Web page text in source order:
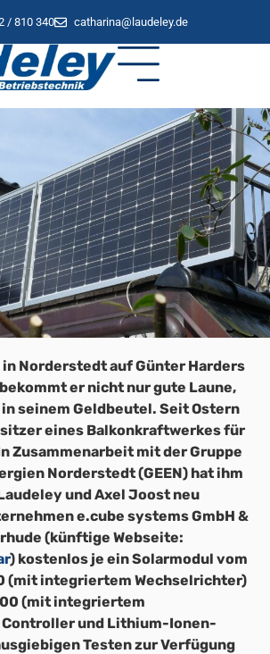
/ 810 340 catharina@laudeley.de
in Norderstedt auf Günter Harders
er nicht nur gute Laune,
seinem Geldbeutel. Seit Ostern
eines Balkonkraftwerkes für
Zusammenarbeit mit der Gruppe
Norderstedt (GEEN) hat ihm
und Axel Joost neu
e.cube systems GmbH &
(künftige Webseite:
) kostenlos je ein Solarmodul vom
(mit integriertem Wechselrichter)
(mit integriertem
und Lithium-Ionen-
Testen zur Verfügung